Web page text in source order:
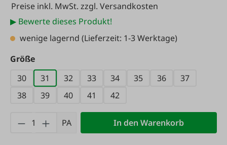
Preise inkl. MwSt. zzgl. Versandkosten
▶ Bewerte dieses Produkt!
wenige lagernd (Lieferzeit: 1-3 Werktage)
Größeauswählen
30
31 32 33 34 35 36
37
38
39 40 41 42
Produkt Anzahl: Gib den gewünschten
PA In den Warenkorb